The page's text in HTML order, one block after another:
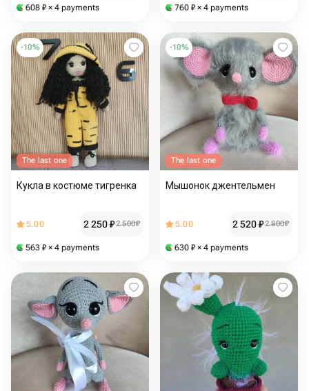
608 ₽ × 4 payments 760 ₽ × 4 payments
-10%
The last one
Кукла в костюме тигренка
5.00 2 250₽2 500₽
563 ₽ × 4 payments
-10%
The last one
Мышонок джентельмен
5.00 2 520₽2 800₽
630 ₽ × 4 payments